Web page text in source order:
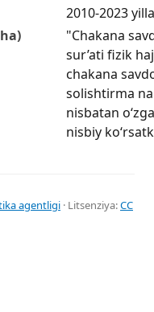
2010-2023
"Chakana
sur’ati fizik
chakana
solishtirma
nisbatan
nisbiy
agentligi · Litsenziya:CC